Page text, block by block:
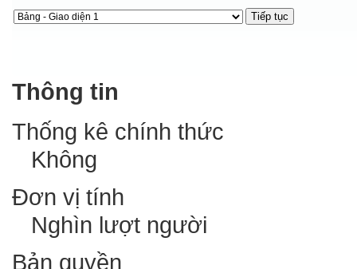
Thông tin
Thống kê chính thức
Không
Đơn vị tính
Nghìn lượt người
Bản quyền